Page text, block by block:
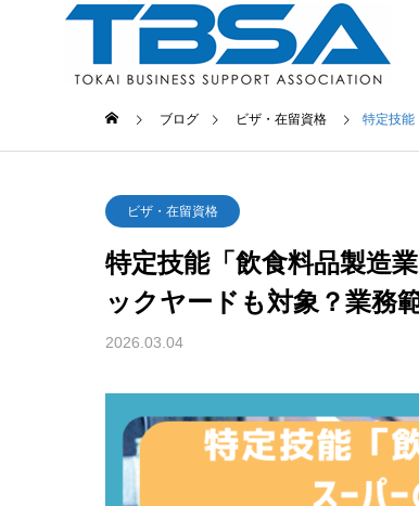
支援内
ブログ ビザ・在留資格 特定技能
ビザ・在留資格
特定技能「飲食料品製造
ックヤードも対象？業務
2026.03.04